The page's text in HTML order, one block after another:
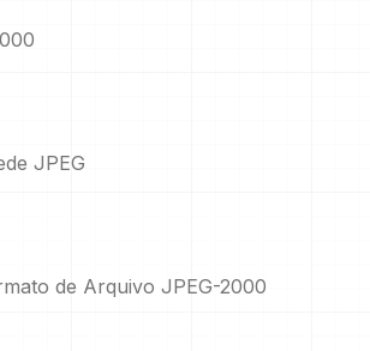
JPEG
de Arquivo JPEG-2000